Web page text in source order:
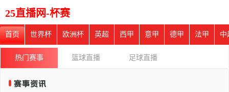
25直播网-杯赛
首页 世界杯 欧洲杯 英超 西甲 意甲 德甲 法甲 中
热门赛事 篮球直播 足球直播